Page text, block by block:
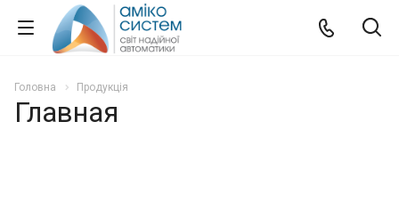
Головна Продукція
Главная